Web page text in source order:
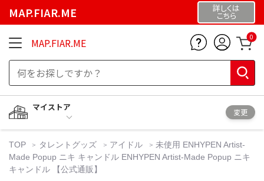
MAP.FIAR.ME 詳しくは
こちら
MAP.FIAR.ME 0
マイストア
変更
TOP タレントグッズ アイドル
未使用 ENHYPEN Artist-
Made Popup ニキ キャンドル ENHYPEN Artist-Made Popup ニキ
キャンドル 【公式通販】